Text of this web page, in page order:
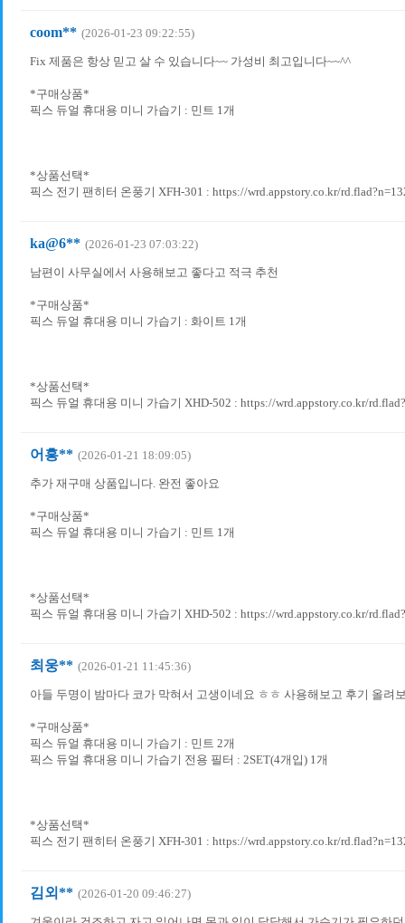
coom** (2026-01-23 09:22:55)
Fix 제품은 항상 믿고 살 수 있습니다~~ 가성비 최고입니다~~^^
*구매상품*
픽스 듀얼 휴대용 미니 가습기 : 민트 1개
*상품선택*
픽스 전기 팬히터 온풍기 XFH-301 : https://wrd.appstory.co.kr/
ka@6** (2026-01-23 07:03:22)
남편이 사무실에서 사용해보고 좋다고 적극 추천
*구매상품*
픽스 듀얼 휴대용 미니 가습기 : 화이트 1개
*상품선택*
픽스 듀얼 휴대용 미니 가습기 XHD-502 : https://wrd.appstory.co.kr/
어흥** (2026-01-21 18:09:05)
추가 재구매 상품입니다. 완전 좋아요
*구매상품*
픽스 듀얼 휴대용 미니 가습기 : 민트 1개
*상품선택*
픽스 듀얼 휴대용 미니 가습기 XHD-502 : https://wrd.appstory.co.kr/
최웅** (2026-01-21 11:45:36)
아들 두명이 밤마다 코가 막혀서 고생이네요 ㅎㅎ 사용해보고 후기 올려
*구매상품*
픽스 듀얼 휴대용 미니 가습기 : 민트 2개
픽스 듀얼 휴대용 미니 가습기 전용 필터 : 2SET(4개입) 1개
*상품선택*
픽스 전기 팬히터 온풍기 XFH-301 : https://wrd.appstory.co.kr/
김외** (2026-01-20 09:46:27)